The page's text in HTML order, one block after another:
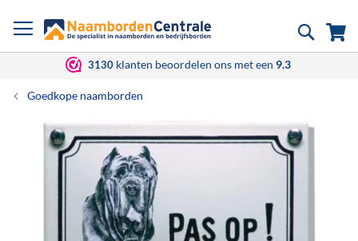
naar
Zoek
3130 klanten beoordelen ons met een 9.3
Goedkope naamborden